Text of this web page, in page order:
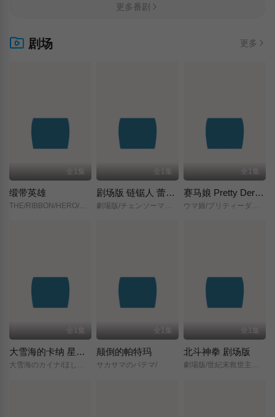
更多番剧
剧场 更多
全1集
缎带英雄
全1集
剧场版 链锯人 蕾塞篇(正式版)
全1集
赛马娘 Pretty Derby 新时代之门
全1集
大雪海的卡纳 星之贤者
大雪海のカイナ/ほしのけんじゃ/
全1集
颠倒的帕特玛
サカサマのパテマ/
全1集
北斗神拳 剧场版
劇場版/世紀末救世主伝説/北斗の拳/